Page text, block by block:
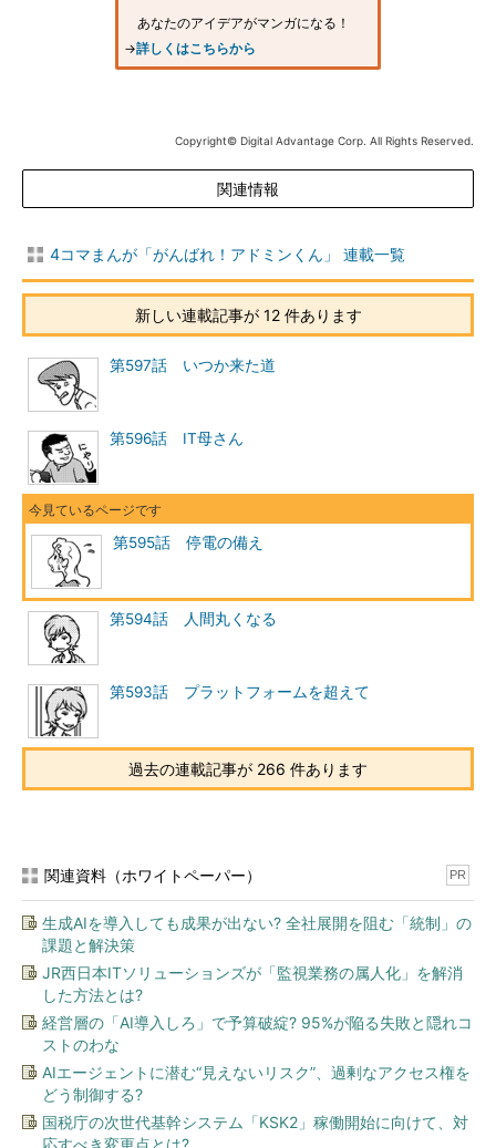
あなたのアイデアがマンガになる！
→詳しくはこちらから
Copyright© Digital Advantage Corp. All Rights Reserved.
関連情報
4コマまんが「がんばれ！アドミンくん」 連載一覧
新しい連載記事が 12 件あります
第597話 いつか来た道
第596話 IT母さん
第595話 停電の備え
第594話 人間丸くなる
第593話 プラットフォームを超えて
過去の連載記事が 266 件あります
関連資料（ホワイトペーパー） PR
生成AIを導入しても成果が出ない? 全社展開を阻む「統制」の
課題と解決策
JR西日本ITソリューションズが「監視業務の属人化」を解消
した方法とは?
経営層の「AI導入しろ」で予算破綻? 95%が陥る失敗と隠れコ
ストのわな
AIエージェントに潜む“見えないリスク”、過剰なアクセス権を
どう制御する?
国税庁の次世代基幹システム「KSK2」稼働開始に向けて、対
応すべき変更点とは?